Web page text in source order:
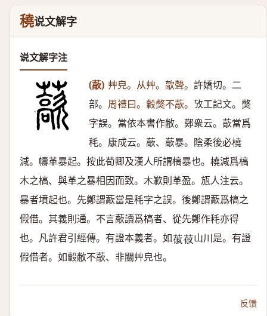
穘说文解字
说文解字注
(藃) 艸皃。从艸。歊聲。 許嬌切。二
部。 周禮曰。轂獘不藃。 攷工記文。獘
字誤。當依本書作敝。鄭衆云。藃當爲
秏。康成云。藃、藃暴。陰柔後必橈
減。幬革暴起。按此荀卿及漢人所謂槁暴也。橈減爲槁
木之槁、與革之暴相因而致。木歉則革盈。瓬人注云。
暴者墳起也。先鄭謂藃當是秏字之誤。後鄭謂藃爲槁之
假借。其義則通。不言藃讀爲槁者、從先鄭作秏亦得
也。凡許君引經傳。有證本義者。如𦵦 𦵦 山川是。有證
假借者。如轂敝不藃、非關艸皃也。
反馈